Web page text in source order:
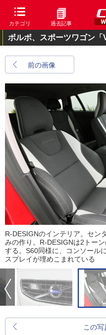
カテゴリ 過去記事
ボルボ、スポーツワゴン「
前の画像
R-DESIGNのインテリア。セン
みの作り。R-DESIGNは2トー
する。S60同様に、コンソール
スプレイが埋めこまれている
この写